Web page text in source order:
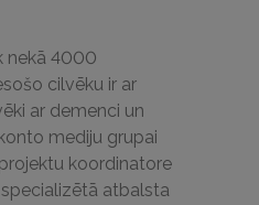
nekā 4000
cilvēku ir ar
ar demenci un
mediju grupai
koordinatore
atbalsta